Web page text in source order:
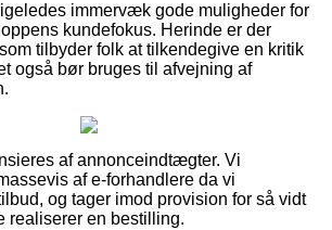
immervæk gode muligheder for
kundefokus. Herinde er der
tilbyder folk at tilkendegive en kritik
også bør bruges til afvejning af
af annonceindtægter. Vi
af e-forhandlere da vi
og tager imod provision for så vidt
realiserer en bestilling.